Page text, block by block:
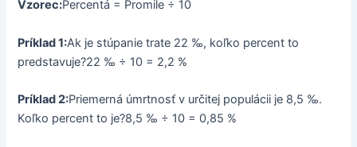
Vzorec:Percentá = Promile ÷ 10
Príklad 1:Ak je stúpanie trate 22 ‰, koľko percent to
predstavuje?22 ‰ ÷ 10 = 2,2 %
Príklad 2:Priemerná úmrtnosť v určitej populácii je 8,5 ‰.
Koľko percent to je?8,5 ‰ ÷ 10 = 0,85 %